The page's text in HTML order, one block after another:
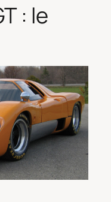
: le